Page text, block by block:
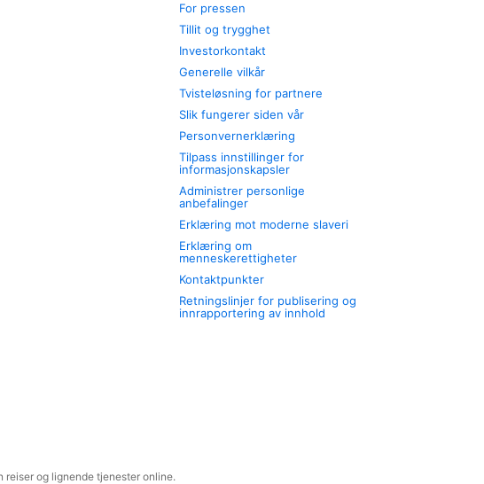
For pressen
Tillit og trygghet
Investorkontakt
Generelle vilkår
Tvisteløsning for partnere
Slik fungerer siden vår
Personvernerklæring
Tilpass innstillinger for
informasjonskapsler
Administrer personlige
anbefalinger
Erklæring mot moderne slaveri
Erklæring om
menneskerettigheter
Kontaktpunkter
Retningslinjer for publisering og
innrapportering av innhold
og lignende tjenester online.